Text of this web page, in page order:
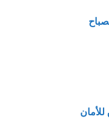
للأمان